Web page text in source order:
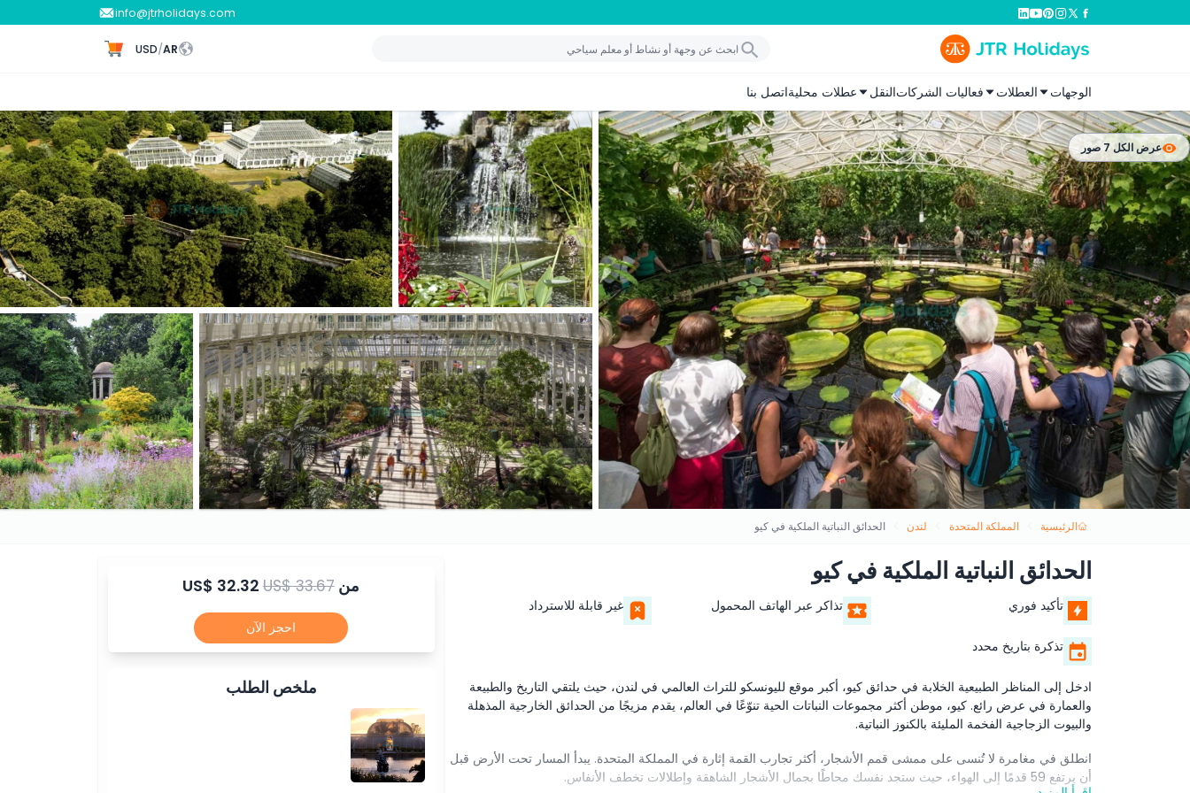
info@jtrholidays.com
AR
/
USD
الوجهات العطلات فعاليات الشركاتالنقل عطلات محليةاتصل بنا
عرض الكل 7 صور
الرئيسية المملكة المتحدة لندن الحدائق النباتية الملكية في كيو
الحدائق النباتية الملكية في كيو
تأكيد فوري تذاكر عبر الهاتف المحمول غير قابلة للاسترداد
تذكرة بتاريخ محدد
ادخل إلى المناظر الطبيعية الخلابة في حدائق كيو، أكبر موقع لليونسكو للتراث العالمي في لندن، حيث يلتقي التاريخ والطبيعة
والعمارة في عرض رائع. كيو، موطن أكثر مجموعات النباتات الحية تنوّعًا في العالم، يقدم مزيجًا من الحدائق الخارجية المذهلة
والبيوت الزجاجية الفخمة المليئة بالكنوز النباتية.
انطلق في مغامرة لا تُنسى على ممشى قمم الأشجار، أكثر تجارب القمة إثارة في المملكة المتحدة. يبدأ المسار تحت الأرض قبل
أن يرتفع 59 قدمًا إلى الهواء، حيث ستجد نفسك محاطًا بجمال الأشجار الشاهقة وإطلالات تخطف الأنفاس.
من US$ 32.32US$ 33.67
احجز الآن
ملخص الطلب